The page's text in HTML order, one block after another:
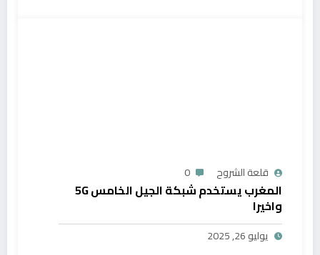
قلعة الشروح 0
المغرب يستخدم شبكة الجيل الخامس 5G
واخيرا
يوليو 26, 2025